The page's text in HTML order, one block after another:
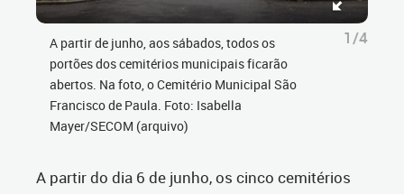
A partir de junho, aos sábados, todos os
portões dos cemitérios municipais ficarão
abertos. Na foto, o Cemitério Municipal São
Francisco de Paula. Foto: Isabella
Mayer/SECOM (arquivo)
1/4
A partir do dia 6 de junho, os cinco cemitérios